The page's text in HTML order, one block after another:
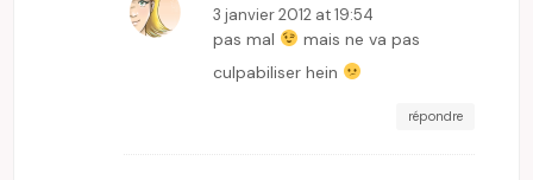
3 janvier 2012 at 19:54
pas mal
mais ne va pas
culpabiliser hein
répondre